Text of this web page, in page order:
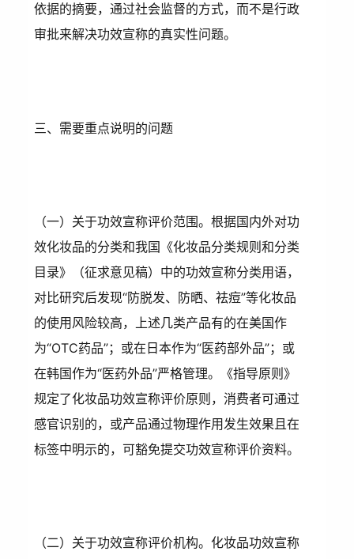
依据的摘要，通过社会监督的方式，而不是行政
审批来解决功效宣称的真实性问题。
三、需要重点说明的问题
（一）关于功效宣称评价范围。根据国内外对功
效化妆品的分类和我国《化妆品分类规则和分类
目录》（征求意见稿）中的功效宣称分类用语，
对比研究后发现“防脱发、防晒、祛痘”等化妆品
的使用风险较高，上述几类产品有的在美国作
为“OTC药品”；或在日本作为“医药部外品”；或
在韩国作为“医药外品”严格管理。《指导原则》
规定了化妆品功效宣称评价原则，消费者可通过
感官识别的，或产品通过物理作用发生效果且在
标签中明示的，可豁免提交功效宣称评价资料。
（二）关于功效宣称评价机构。化妆品功效宣称